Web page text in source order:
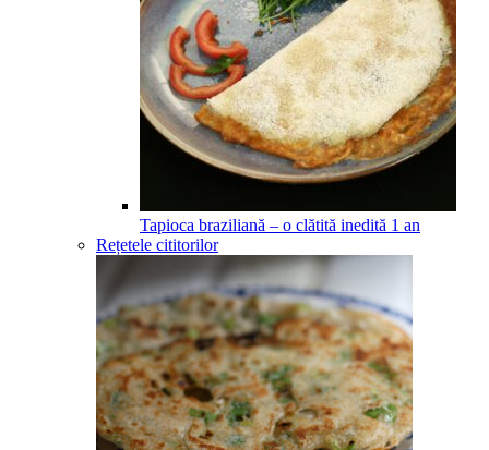
Tapioca braziliană – o clătită inedită 1 an
Rețetele cititorilor